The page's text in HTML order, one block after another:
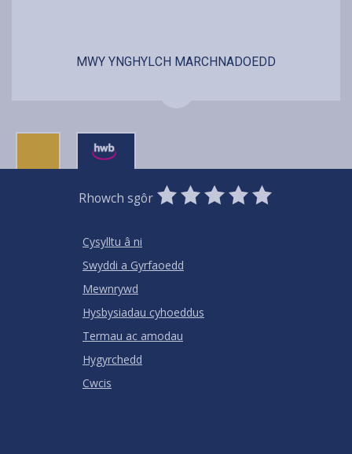
MWY YNGHYLCH MARCHNADOEDD
Rhowch sgôr
0
Stars
1
Star
2
Stars
3
Stars
4
Stars
5
Stars
Cysylltu â ni
Swyddi a Gyrfaoedd
Mewnrywd
Hysbysiadau cyhoeddus
Termau ac amodau
Hygyrchedd
Cwcis